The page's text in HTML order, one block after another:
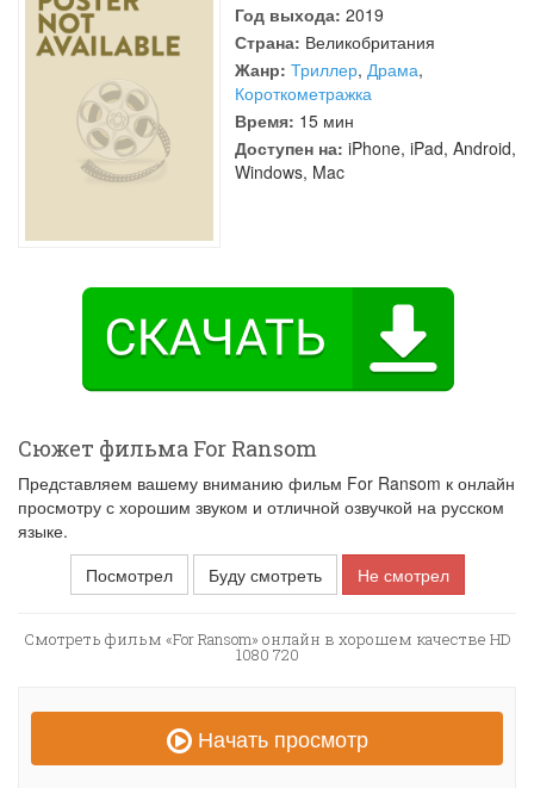
Год выхода: 2019
Страна: Великобритания
Жанр: Триллер, Драма,
Короткометражка
Время: 15 мин
Доступен на: iPhone, iPad, Android,
Windows, Mac
Сюжет фильма For Ransom
Представляем вашему вниманию фильм For Ransom к онлайн
просмотру с хорошим звуком и отличной озвучкой на русском
языке.
Посмотрел
Буду смотреть Не смотрел
Смотреть фильм «For Ransom» онлайн в хорошем качестве HD
1080 720
Начать просмотр